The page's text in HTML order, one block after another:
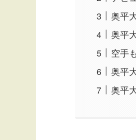
奥平
奥平
空手
奥平
奥平